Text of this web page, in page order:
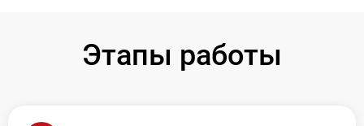
Этапы работы